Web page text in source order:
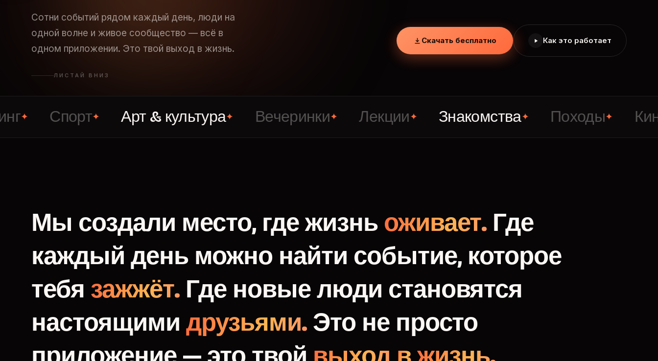
Сотни событий рядом каждый день, люди на
одной волне и живое сообщество — всё в
одном приложении. Это твой выход в жизнь.
Скачать бесплатно Как это работает
ЛИСТАЙ ВНИЗ
Спорт✦ Арт & культура✦ Вечеринки✦ Лекции✦ Знакомства✦ Походы✦ Кино ✦
Мы создали место, гдежизнь оживает. Где
каждый день можно найти событие, которое
тебя зажжёт. Где новые люди становятся
настоящими друзьями. Это не просто